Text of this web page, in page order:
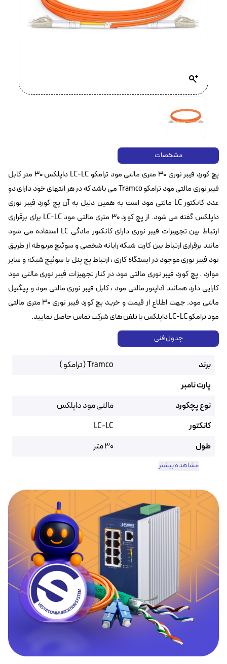
مشخصات
پچ کورد فیبر نوری ۳۰ متری مالتی مود ترامکو LC-LC داپلکس ۳۰ متر کابل
فیبر نوری مالتی مود ترامکو Tramco‌ می باشد که در هر انتهای خود دارای دو
عدد کانکتور LC مالتی مود است به همین دلیل به آن پچ کورد فیبر نوری
داپلکس گفته می شود. از پچ کورد ۳۰ متری مالتی مود LC-LC برای برقراری
ارتباط بین تجهیزات فیبر نوری دارای کانکتور مادگی LC استفاده می شود
مانند برقراری ارتباط بین کارت شبکه رایانه شخصی و سوئیچ مربوطه از طریق
نود فیبر نوری موجود در ایستگاه کاری ، ارتباط پچ پنل با سوئیچ شبکه و سایر
موارد . پچ کورد فیبر نوری مالتی مود در کنار تجهیزات فیبر نوری مالتی مود
کارایی دارد همانند آداپتور مالتی مود ، کابل فیبر نوری مالتی مود و پیگتیل
مالتی مود. جهت اطلاع از قیمت و خرید پچ کورد فیبر نوری ۳۰ متری مالتی
مود ترامکو LC-LC داپلکس با تلفن های شرکت تماس حاصل نمایید.
جدول فنی
برند
Tramco ( ترامکو )
پارت نامبر
نوع پچکورد
مالتی مود داپلکس
کانکتور
LC-LC
طول
30 متر
مشاهده بیشتر